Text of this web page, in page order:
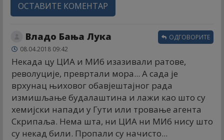
ОСТАВИТЕ КОМЕНТАР
Владо Бања Лука
08.04.2018 09:42
Некада цу ЦИА и МИ6 изазивали ратове,
револуције, превртали мора... А сада је
врхунац њиховог обавјештајног рада
измишљање будалаштина и лажи као што су
хемијски напади у Гути или тровање агента
Скрипаља. Нема шта, ни ЦИА ни МИ6 нису што
су некад били. Пропали су начисто...
ОДГОВОРИТЕ